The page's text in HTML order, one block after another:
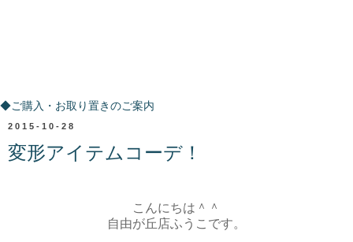
◆ご購入・お取り置きのご案内
2015-10-28
変形アイテムコーデ！
こんにちは＾＾
自由が丘店ふうこです。